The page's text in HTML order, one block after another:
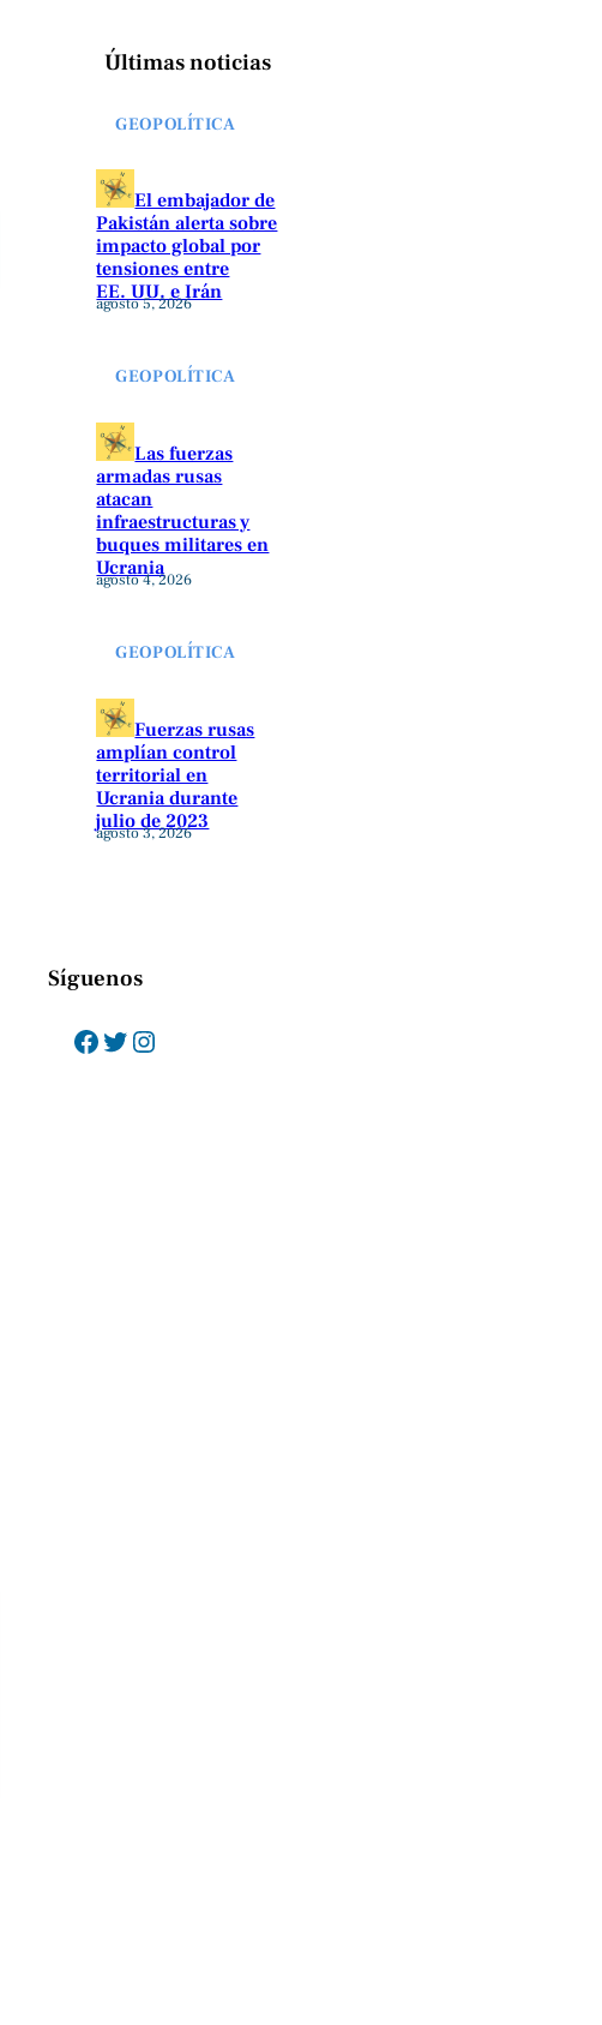
Últimas noticias
GEOPOLÍTICA
El embajador de
Pakistán alerta sobre
impacto global por
tensiones entre
EE. UU. e Irán
agosto 5, 2026
GEOPOLÍTICA
Las fuerzas
armadas rusas
atacan
infraestructuras y
buques militares en
Ucrania
agosto 4, 2026
GEOPOLÍTICA
Fuerzas rusas
amplían control
territorial en
Ucrania durante
julio de 2023
agosto 3, 2026
Síguenos
Facebook Twitter Instagram